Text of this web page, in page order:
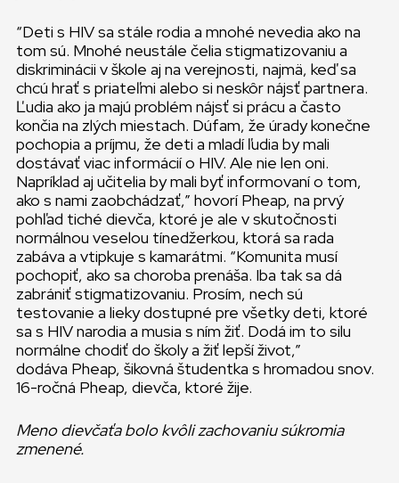
“Deti s HIV sa stále rodia a mnohé nevedia ako na
tom sú. Mnohé neustále čelia stigmatizovaniu a
diskriminácii v škole aj na verejnosti, najmä, keď sa
chcú hrať s priateľmi alebo si neskôr nájsť partnera.
Ľudia ako ja majú problém nájsť si prácu a často
končia na zlých miestach. Dúfam, že úrady konečne
pochopia a príjmu, že deti a mladí ľudia by mali
dostávať viac informácií o HIV. Ale nie len oni.
Napríklad aj učitelia by mali byť informovaní o tom,
ako s nami zaobchádzať,” hovorí Pheap, na prvý
pohľad tiché dievča, ktoré je ale v skutočnosti
normálnou veselou tínedžerkou, ktorá sa rada
zabáva a vtipkuje s kamarátmi. “Komunita musí
pochopiť, ako sa choroba prenáša. Iba tak sa dá
zabrániť stigmatizovaniu. Prosím, nech sú
testovanie a lieky dostupné pre všetky deti, ktoré
sa s HIV narodia a musia s ním žiť. Dodá im to silu
normálne chodiť do školy a žiť lepší život,”
dodáva Pheap, šikovná študentka s hromadou snov.
16-ročná Pheap, dievča, ktoré žije.
Meno dievčaťa bolo kvôli zachovaniu súkromia
zmenené.